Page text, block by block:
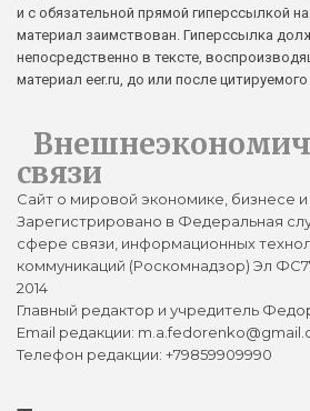
и с обязательной прямой гиперссылкой
материал заимствован. Гиперссылка
непосредственно в тексте,
материал eer.ru, до или после
связи
Сайт о мировой экономике, бизнесе и
Зарегистрировано в Федеральная
сфере связи, информационных
коммуникаций (Роскомнадзор) Эл
2014
Главный редактор и учредитель
Email редакции:
Телефон редакции: +79859909990